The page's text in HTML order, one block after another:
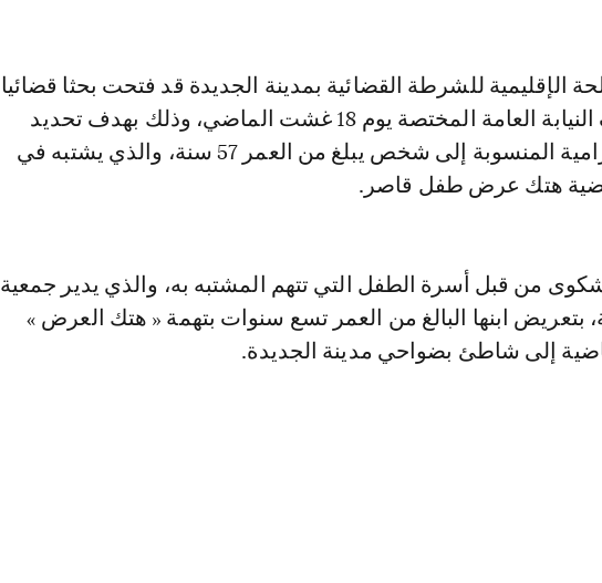
الإقليمية للشرطة القضائية بمدينة الجديدة قد فتحت بحثا قضائيا
تحت إشراف النيابة العامة المختصة يوم 18 غشت الماضي، وذلك بهدف تحديد
الأفعال الإجرامية المنسوبة إلى شخص يبلغ من العمر 57 سنة، والذي يشتبه في
هتك عرض طفل قاصر.
من قبل أسرة الطفل التي تتهم المشتبه به، والذي يدير جمعية
بتعريض ابنها البالغ من العمر تسع سنوات بتهمة « هتك العرض »
إلى شاطئ بضواحي مدينة الجديدة.